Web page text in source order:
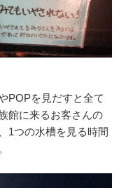
POPを見だすと全て
館に来るお客さんの
1つの水槽を見る時間